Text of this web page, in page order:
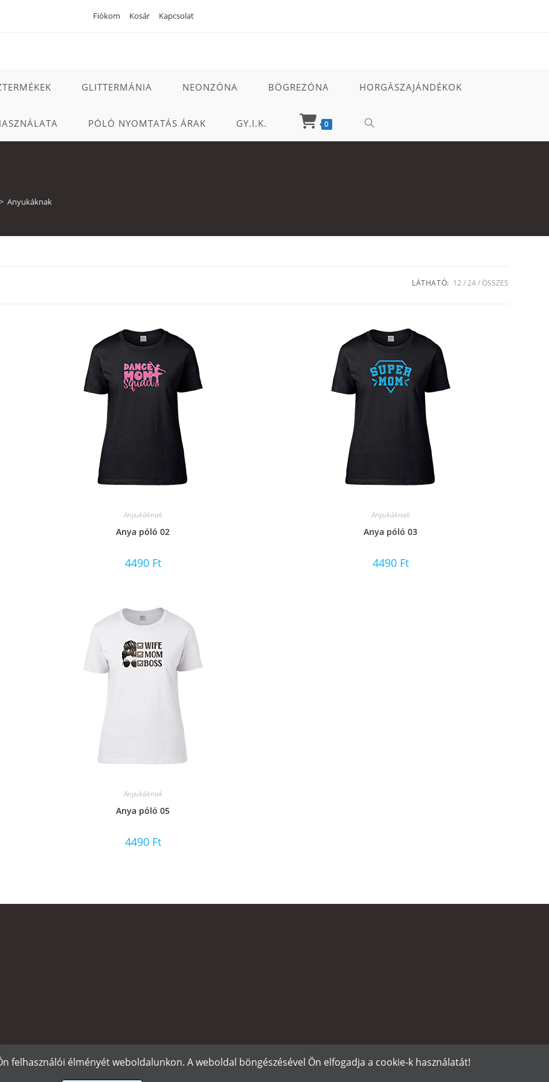
Fiókom Kosár Kapcsolat
GLITTERMÁNIA NEONZÓNA BÖGREZÓNA HORGÁSZAJÁNDÉKOK
PÓLÓ NYOMTATÁS ÁRAK GY.I.K. 0 TOGGLE
> Anyukáknak
LÁTHATÓ: 12 24 ÖSSZES
Anyukáknak
Anya póló 02
4490 Ft
Anyukáknak
Anya póló 03
4490 Ft
Anyukáknak
Anya póló 05
4490 Ft
felhasználói élményét weboldalunkon. A weboldal böngészésével Ön elfogadja a cookie-k használatát!